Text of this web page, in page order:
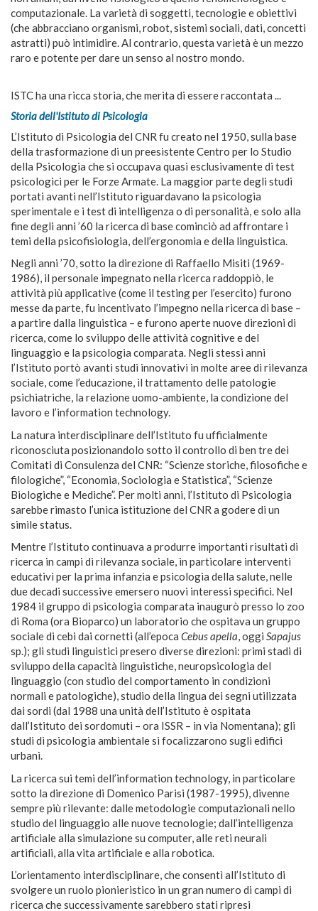
computazionale. La varietà di soggetti, tecnologie e obiettivi
(che abbracciano organismi, robot, sistemi sociali, dati, concetti
astratti) può intimidire. Al contrario, questa varietà è un mezzo
raro e potente per dare un senso al nostro mondo.
ISTC ha una ricca storia, che merita di essere raccontata ...
Storiadell'Istituto di Psicologia
L’Istituto di Psicologia del CNR fu creato nel 1950, sulla base
della trasformazione di un preesistente Centro per lo Studio
della Psicologia che si occupava quasi esclusivamente di test
psicologici per le Forze Armate. La maggior parte degli studi
portati avanti nell’Istituto riguardavano la psicologia
sperimentale e i test di intelligenza o di personalità, e solo alla
fine degli anni ’60 la ricerca di base cominciò ad affrontare i
temi della psicofisiologia, dell’ergonomia e della linguistica.
Negli anni ’70, sotto la direzione di Raffaello Misiti (1969-
1986), il personale impegnato nella ricerca raddoppiò, le
attività più applicative (come il testing per l’esercito) furono
messe da parte, fu incentivato l’impegno nella ricerca di base –
a partire dalla linguistica – e furono aperte nuove direzioni di
ricerca, come lo sviluppo delle attività cognitive e del
linguaggio e la psicologia comparata. Negli stessi anni
l’Istituto portò avanti studi innovativi in molte aree di rilevanza
sociale, come l’educazione, il trattamento delle patologie
psichiatriche, la relazione uomo-ambiente, la condizione del
lavoro e l’information technology.
La natura interdisciplinare dell’Istituto fu ufficialmente
riconosciuta posizionandolo sotto il controllo di ben tre dei
Comitati di Consulenza del CNR: “Scienze storiche, filosofiche e
filologiche”, “Economia, Sociologia e Statistica”, “Scienze
Biologiche e Mediche”. Per molti anni, l’Istituto di Psicologia
sarebbe rimasto l’unica istituzione del CNR a godere di un
simile status.
Mentre l’Istituto continuava a produrre importanti risultati di
ricerca in campi di rilevanza sociale, in particolare interventi
educativi per la prima infanzia e psicologia della salute, nelle
due decadi successive emersero nuovi interessi specifici. Nel
1984 il gruppo di psicologia comparata inaugurò presso lo zoo
di Roma (ora Bioparco) un laboratorio che ospitava un gruppo
sociale di cebi dai cornetti (all’epoca Cebusapella, oggi Sapajus
sp.); gli studi linguistici presero diverse direzioni: primi stadi di
sviluppo della capacità linguistiche, neuropsicologia del
linguaggio (con studio del comportamento in condizioni
normali e patologiche), studio della lingua dei segni utilizzata
dai sordi (dal 1988 una unità dell’Istituto è ospitata
dall’Istituto dei sordomuti – ora ISSR – in via Nomentana); gli
studi di psicologia ambientale si focalizzarono sugli edifici
urbani.
La ricerca sui temi dell’information technology, in particolare
sotto la direzione di Domenico Parisi (1987-1995), divenne
sempre più rilevante: dalle metodologie computazionali nello
studio del linguaggio alle nuove tecnologie; dall’intelligenza
artificiale alla simulazione su computer, alle reti neurali
artificiali, alla vita artificiale e alla robotica.
L’orientamento interdisciplinare, che consentì all’Istituto di
svolgere un ruolo pionieristico in un gran numero di campi di
ricerca che successivamente sarebbero stati ripresi